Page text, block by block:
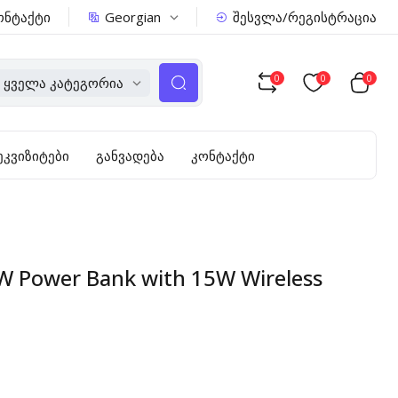
Georgian შესვლა/რეგისტრაცია
Ყველა Კატეგორია 0 0 0
განვადება კონტაქტი
Power Bank with 15W Wireless